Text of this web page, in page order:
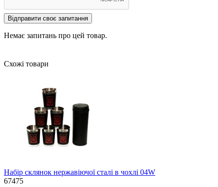
Відправити своє запитання
Немає запитань про цей товар.
Схожі товари
Набір склянок нержавіючої сталі в чохлі 04W
67475